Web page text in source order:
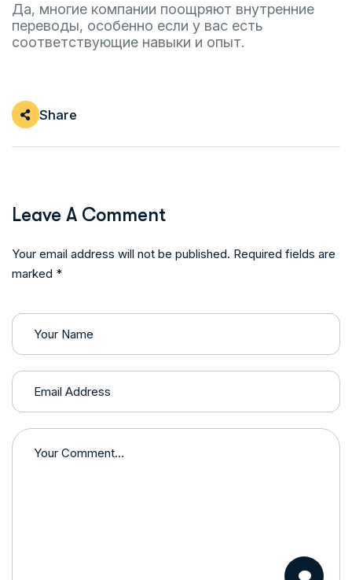
Да, многие компании поощряют внутренние
переводы, особенно если у вас есть
соответствующие навыки и опыт.
Share
Leave A Comment
Your email address will not be published. Required fields are
marked *